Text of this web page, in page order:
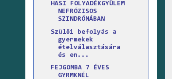
HASI FOLYADÉKGYÜLEM
NEFRÓZISOS
SZINDRÓMÁBAN
Szülői befolyás a
gyermekek
ételválasztására
és en...
FEJGOMBA 7 ÉVES
GYRMKNÉL